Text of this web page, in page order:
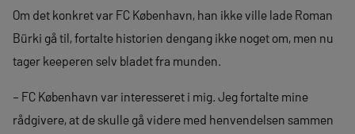
Om det konkret var FC København, han ikke ville lade Roman
Bürki gå til, fortalte historien dengang ikke noget om, men nu
tager keeperen selv bladet fra munden.
– FC København var interesseret i mig. Jeg fortalte mine
rådgivere, at de skulle gå videre med henvendelsen sammen